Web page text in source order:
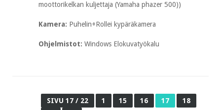
moottorikelkan kuljettaja (Yamaha phazer 500))
Kamera: Puhelin+Rollei kypäräkamera
Ohjelmistot: Windows Elokuvatyökalu
SIVU 17 / 22 1 15 16 17
18